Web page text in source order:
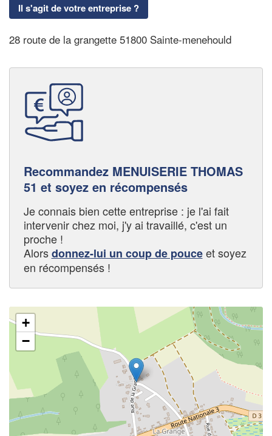
Il s'agit de votre entreprise ?
28 route de la grangette 51800 Sainte-menehould
Recommandez MENUISERIE THOMAS
51 et soyez en récompensés
Je connais bien cette entreprise : je l'ai fait
intervenir chez moi, j'y ai travaillé, c'est un
proche !
Alorsdonnez-lui un coup de pouceet soyez
en récompensés !
+
−